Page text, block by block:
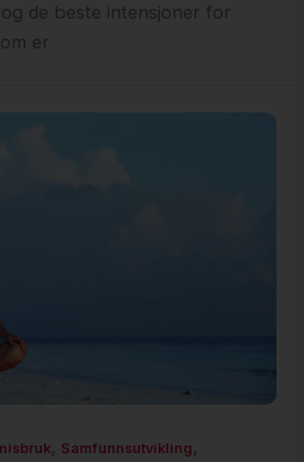
de beste intensjoner for
er
, Samfunnsutvikling ,